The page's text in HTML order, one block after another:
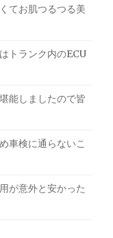
てお肌つるつる美
トランク内のECU
能しましたので皆
車検に通らないこ
が意外と安かった